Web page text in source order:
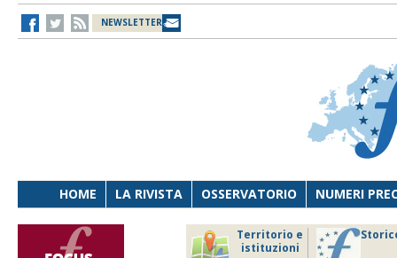
NEWSLETTER
HOME LA RIVISTA OSSERVATORIO NUMERI
Territorio e
istituzioni